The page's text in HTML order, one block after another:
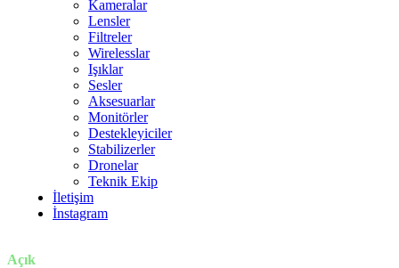
Kameralar
Lensler
Filtreler
Wirelesslar
Işıklar
Sesler
Aksesuarlar
Monitörler
Destekleyiciler
Stabilizerler
Dronelar
Teknik Ekip
İletişim
İnstagram
Açık